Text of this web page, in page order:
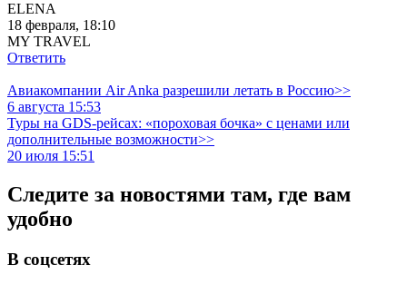
ELENA
18 февраля, 18:10
MY TRAVEL
Ответить
Авиакомпании Air Anka разрешили летать в Россию>>
6 августа 15:53
Туры на GDS-рейсах: «пороховая бочка» с ценами или
дополнительные возможности>>
20 июля 15:51
Следите за новостями там, где вам
удобно
В соцсетях